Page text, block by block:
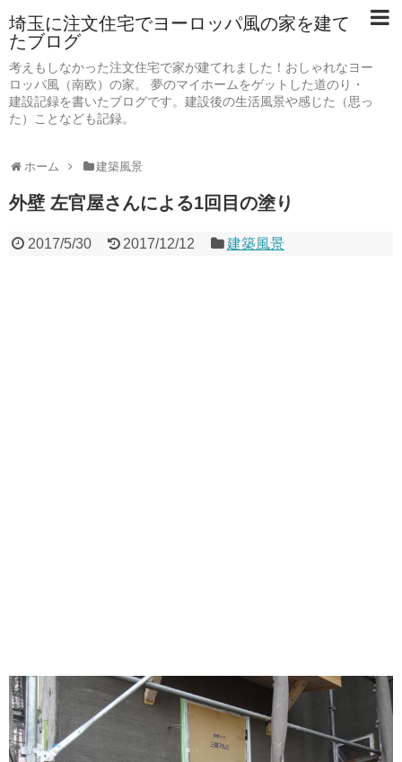
埼玉に注文住宅でヨーロッパ風の家を建て
たブログ
考えもしなかった注文住宅で家が建てれました！おしゃれなヨー
ロッパ風（南欧）の家。 夢のマイホームをゲットした道のり・
建設記録を書いたブログです。建設後の生活風景や感じた（思っ
た）ことなども記録。
ホーム 建築風景
外壁 左官屋さんによる1回目の塗り
2017/5/30 2017/12/12 建築風景